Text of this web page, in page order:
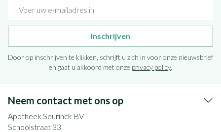
Inschrijven
Door op inschrijven te klikken, schrijft u zich in voor onze nieuwsbrief
en gaat u akkoord met onze privacy policy.
Neem contact met ons op
Apotheek Seurinck BV
Schoolstraat 33